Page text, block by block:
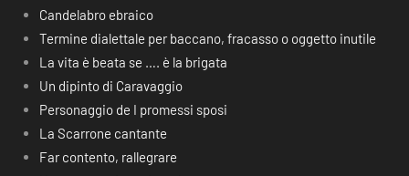
Candelabro ebraico
Termine dialettale per baccano, fracasso o oggetto inutile
La vita è beata se …. è la brigata
Un dipinto di Caravaggio
Personaggio de I promessi sposi
La Scarrone cantante
Far contento, rallegrare